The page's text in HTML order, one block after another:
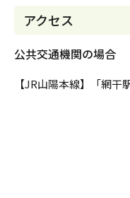
アクセス
公共交通機関の場合
【JR山陽本線】「網干